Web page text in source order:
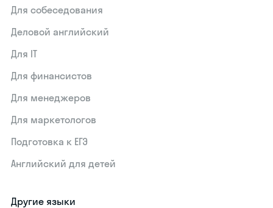
Для собеседования
Деловой английский
Для IT
Для финансистов
Для менеджеров
Для маркетологов
Подготовка к ЕГЭ
Английский для детей
Другие языки